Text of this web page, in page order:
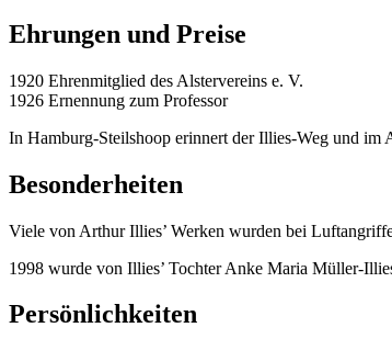
Ehrungen und Preise
1920 Ehrenmitglied des Alstervereins e. V.
1926 Ernennung zum Professor
In Hamburg-Steilshoop erinnert der Illies-Weg und im
Besonderheiten
Viele von Arthur Illies’ Werken wurden bei
1998 wurde von Illies’ Tochter Anke Maria Müller-
Persönlichkeiten